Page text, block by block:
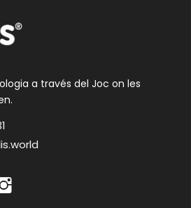
a través del Joc on les